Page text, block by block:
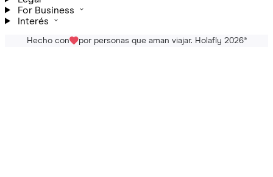
For Business
Interés
Hecho con por personas que aman viajar. Holafly 2026®